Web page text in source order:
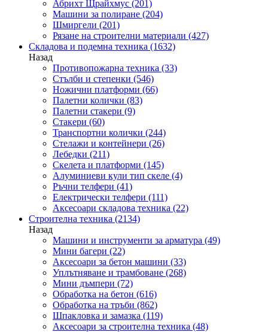
Абрихт Щрайхмус (201)
Машини за полиране (204)
Шмиргели (201)
Рязане на строителни материали (427)
Складова и подемна техника (1632)
Назад
Противопожарна техника (33)
Стълби и степенки (546)
Ножични платформи (66)
Палетни колички (83)
Палетни стакери (9)
Стакери (60)
Транспортни колички (244)
Стелажи и контейнери (26)
Лебедки (211)
Скелета и платформи (145)
Алуминиеви кули тип скеле (4)
Ръчни телфери (41)
Електрически телфери (111)
Аксесоари складова техника (22)
Строителна техника (2134)
Назад
Машини и инструменти за арматура (49)
Мини багери (22)
Аксесоари за бетон машини (33)
Уплътняване и трамбоване (268)
Мини дъмпери (72)
Обработка на бетон (616)
Обработка на тръби (862)
Шпакловка и замазка (119)
Аксесоари за строителна техника (48)